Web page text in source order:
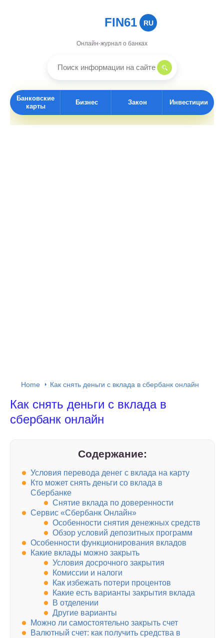
FIN61 RU
Онлайн-журнал о банках
Банковские
карты
Бизнес Закон Инвестиции
Home Как снять деньги с вклада в сбербанк онлайн
Как снять деньги с вклада в
сбербанк онлайн
Содержание:
Условия перевода денег с вклада на карту
Кто может снять деньги со вклада в
Сбербанке
Снятие вклада по доверенности
Сервис «Сбербанк Онлайн»
Особенности снятия денежных средств
Обзор условий депозитных программ
Особенности функционирования вкладов
Какие вклады можно закрыть
Условия досрочного закрытия
Комиссии и налоги
Как избежать потери процентов
Какие есть варианты закрытия вклада
В отделении
Другие варианты
Можно ли самостоятельно закрыть счет
Валютный счет: как получить средства в